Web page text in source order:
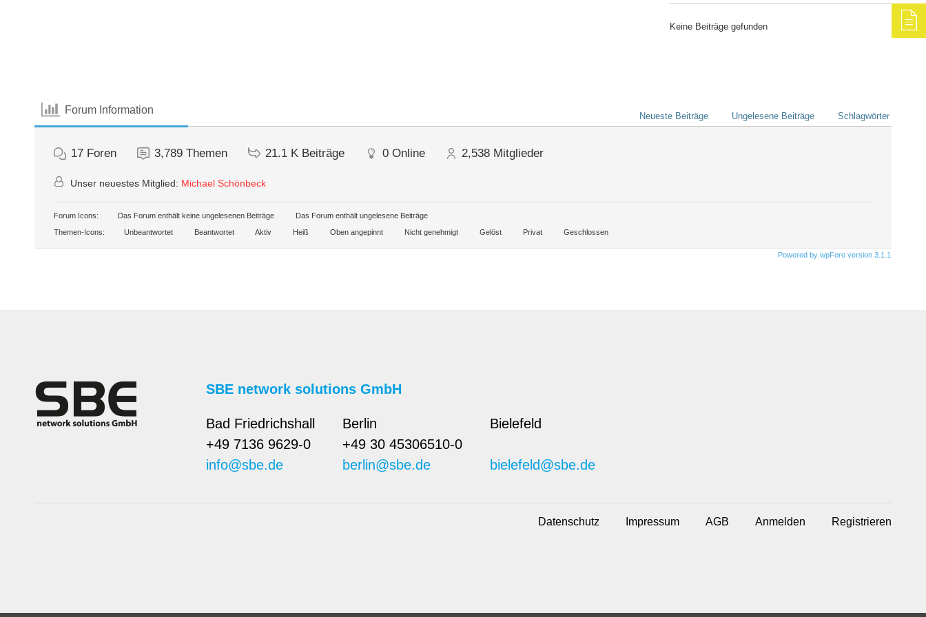
Keine Beiträge gefunden
Forum Information
Neueste Beiträge Ungelesene Beiträge Schlagwörter
17 Foren 3,789 Themen 21.1 K Beiträge 0 Online 2,538 Mitglieder
Unser neuestes Mitglied: Michael Schönbeck
Forum Icons: Das Forum enthält keine ungelesenen Beiträge
Das Forum enthält ungelesene Beiträge
Themen-Icons:
Unbeantwortet Beantwortet Aktiv Heiß Oben angepinnt Nicht genehmigt Gelöst Privat Geschlossen
Powered by wpForo version 3.1.1
SBE network solutions GmbH
Bad Friedrichshall
+49 7136 9629-0
info@sbe.de
Berlin
+49 30 45306510-0
berlin@sbe.de
Bielefeld
bielefeld@sbe.de
Datenschutz Impressum AGB Anmelden Registrieren